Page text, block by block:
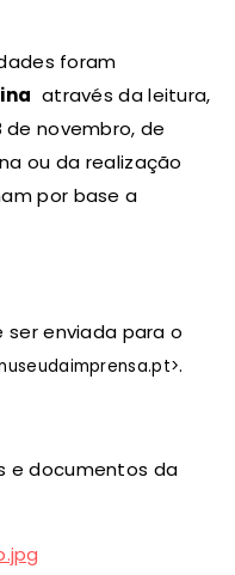
foram
através da leitura,
novembro, de
ou da realização
por base a
enviada para o
.
e documentos da